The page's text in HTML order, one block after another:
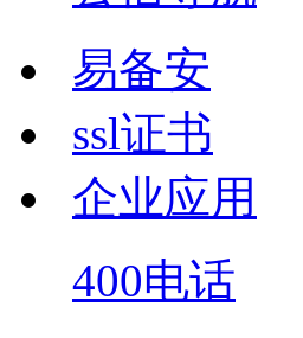
易备安
ssl证书
企业应用
400电话